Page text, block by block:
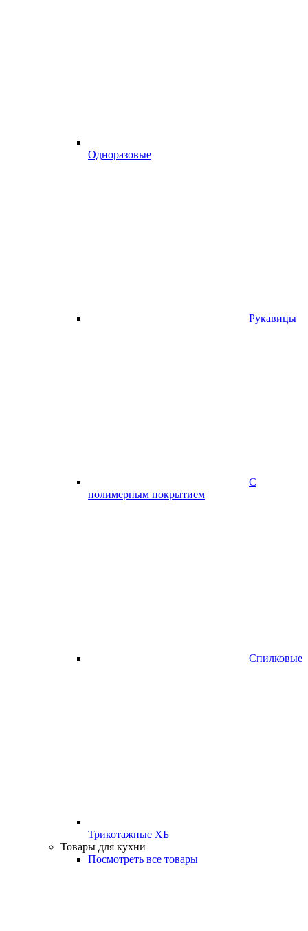
Одноразовые
Рукавицы
С
полимерным покрытием
Спилковые
Трикотажные ХБ
Товары для кухни
Посмотреть все товары